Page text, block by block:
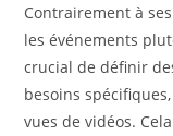
Contrairement à
les événements
crucial de définir
besoins
vues de vidéos.